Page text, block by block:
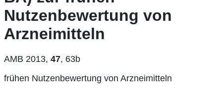
Nutzenbewertung von
Arzneimitteln
AMB 2013, 47, 63b
frühen Nutzenbewertung von Arzneimitteln